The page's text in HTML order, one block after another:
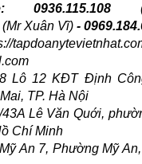
0936.115.108
(Mr Xuân Vĩ) -
Lô 12 KĐT Định
TP. Hà Nội
Lê Văn Quới,
Chí Minh
An 7, Phường Mỹ